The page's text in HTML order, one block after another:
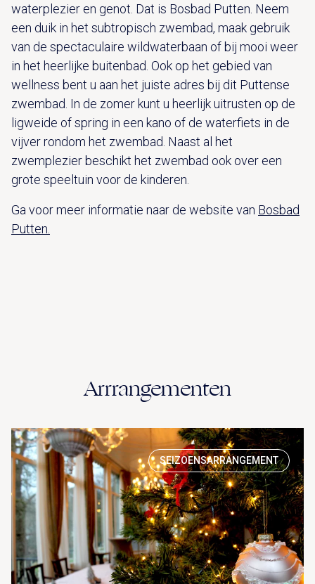
waterplezier en genot. Dat is Bosbad Putten. Neem
een duik in het subtropisch zwembad, maak gebruik
van de spectaculaire wildwaterbaan of bij mooi weer
in het heerlijke buitenbad. Ook op het gebied van
wellness bent u aan het juiste adres bij dit Puttense
zwembad. In de zomer kunt u heerlijk uitrusten op de
ligweide of spring in een kano of de waterfiets in de
vijver rondom het zwembad. Naast al het
zwemplezier beschikt het zwembad ook over een
grote speeltuin voor de kinderen.
Ga voor meer informatie naar de website van Bosbad
Putten.
Arrrangementen
SEIZOENSARRANGEMENT